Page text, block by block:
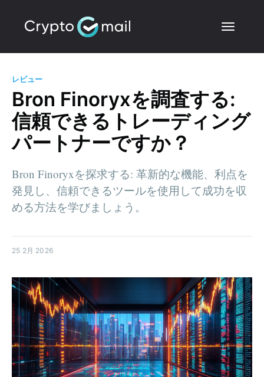
レビュー
Bron Finoryxを調査する:
信頼できるトレーディング
パートナーですか？
Bron Finoryxを探求する: 革新的な機能、利点を
発見し、信頼できるツールを使用して成功を収
める方法を学びましょう。
25 2月 2026